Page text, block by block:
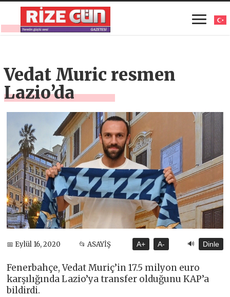
Vedat Muric resmen
Lazio’da
📅 Eylül 16, 2020 📂 ASAYİŞ A+ A- 🔊 Dinle
Fenerbahçe, Vedat Muriç’in 17.5 milyon euro
karşılığında Lazio’ya transfer olduğunu KAP’a
bildirdi.